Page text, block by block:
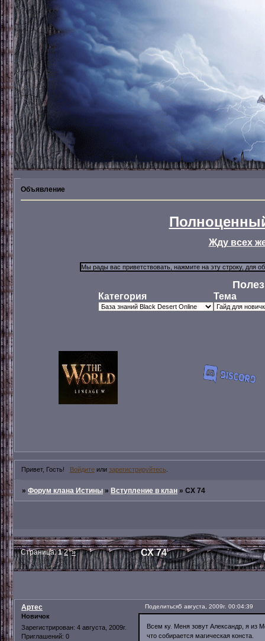
Объявление
Жду всех
Категория Тема
Привет, Гость! Войдитеили зарегистрируйтесь
»Форум клана Истины »Вступление в клан »СХ 74
СХ 74
Страница:1 2 »
Поделиться5 августа, 2009г. 00:04:39
Артес
Новичок
Зарегистрирован: 4 августа, 2009г.
Приглашений: 0
Всем ку. Меня зовут Александр, я из
что собирается магическая конста.